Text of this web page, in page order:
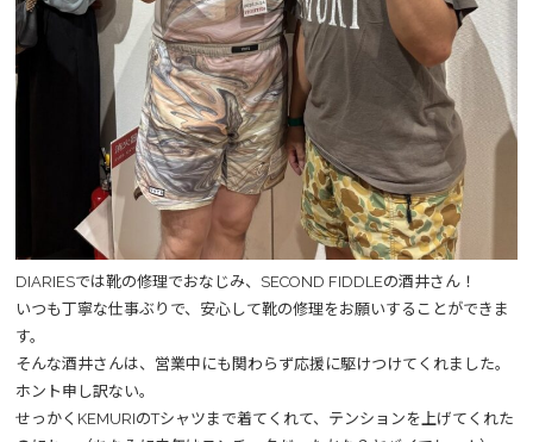
DIARIESでは靴の修理でおなじみ、SECOND FIDDLEの酒井さん！
いつも丁寧な仕事ぶりで、安心して靴の修理をお願いすることができま
す。
そんな酒井さんは、営業中にも関わらず応援に駆けつけてくれました。
ホント申し訳ない。
せっかくKEMURIのTシャツまで着てくれて、テンションを上げてくれた